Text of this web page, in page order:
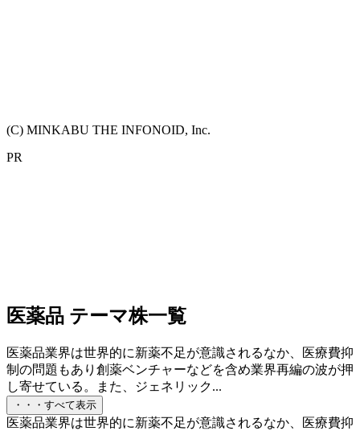
(C) MINKABU THE INFONOID, Inc.
PR
医薬品 テーマ株一覧
医薬品業界は世界的に新薬不足が意識されるなか、医療費抑
制の問題もあり創薬ベンチャーなどを含め業界再編の波が押
し寄せている。また、ジェネリック...
・・・すべて表示
医薬品業界は世界的に新薬不足が意識されるなか、医療費抑